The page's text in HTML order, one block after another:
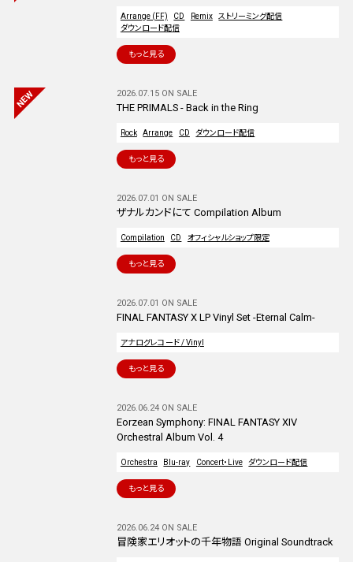
Arrange (FF) CD Remix
ストリーミング配信
ダウンロード配信
もっと見る
2026.07.15 ON SALE
THE PRIMALS - Back in the Ring
Rock Arrange CD ダウンロード配信
もっと見る
2026.07.01 ON SALE
ザナルカンドにて Compilation Album
Compilation CD オフィシャルショップ限定
もっと見る
2026.07.01 ON SALE
FINAL FANTASY X LP Vinyl Set -Eternal Calm-
アナログレコード / Vinyl
もっと見る
2026.06.24 ON SALE
Eorzean Symphony: FINAL FANTASY XIV
Orchestral Album Vol. 4
Orchestra Blu-ray Concert・Live ダウンロード配信
もっと見る
2026.06.24 ON SALE
冒険家エリオットの千年物語 Original Soundtrack